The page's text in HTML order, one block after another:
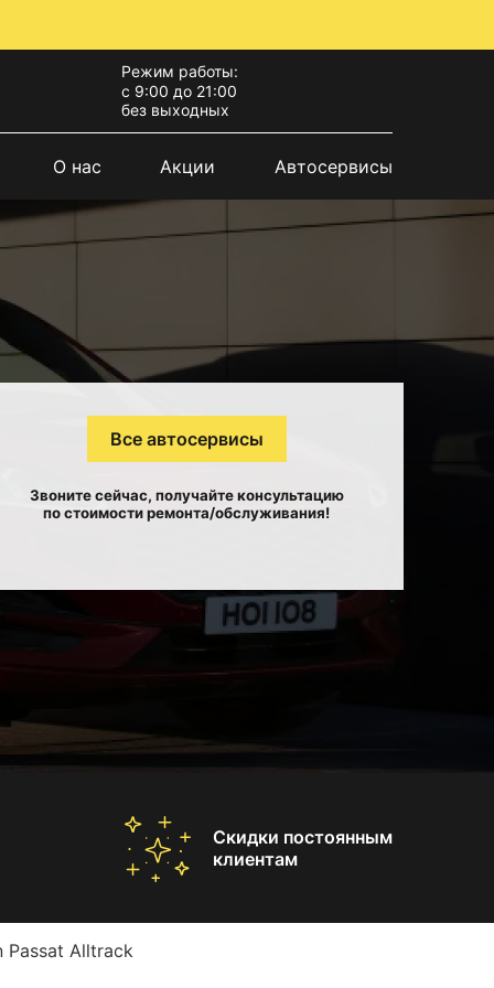
Режим работы:
с 9:00 до 21:00
без выходных
О нас Акции Автосервисы
Все автосервисы
Звоните сейчас, получайте консультацию
по стоимости ремонта/обслуживания!
Скидки постоянным
клиентам
Passat Alltrack